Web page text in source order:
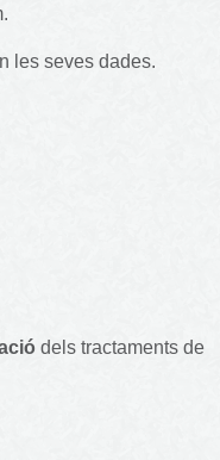
les seves dades.
dels tractaments de